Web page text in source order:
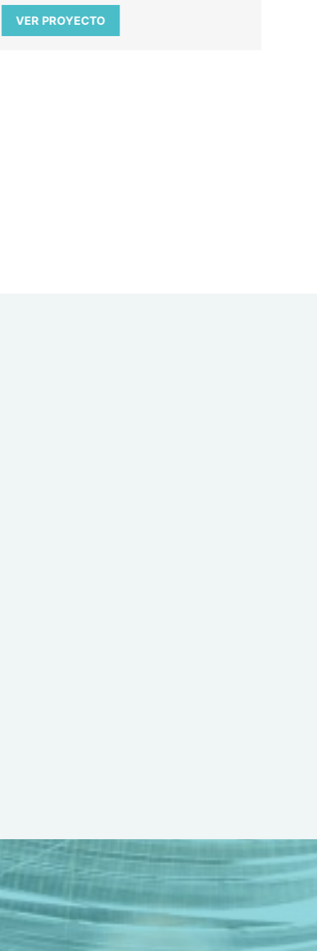
VER PROYECTO